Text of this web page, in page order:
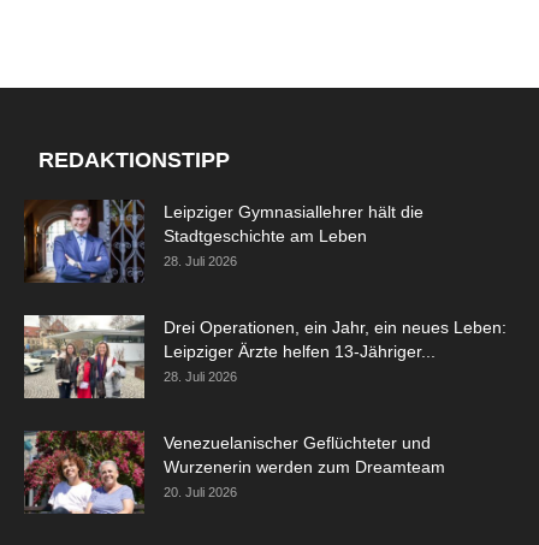
REDAKTIONSTIPP
Leipziger Gymnasiallehrer hält die
Stadtgeschichte am Leben
28. Juli 2026
Drei Operationen, ein Jahr, ein neues Leben:
Leipziger Ärzte helfen 13-Jähriger...
28. Juli 2026
Venezuelanischer Geflüchteter und
Wurzenerin werden zum Dreamteam
20. Juli 2026